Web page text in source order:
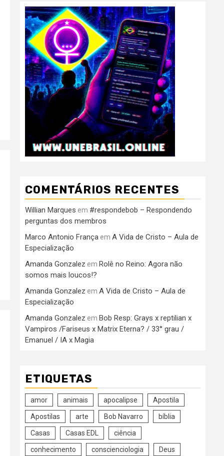
COMENTÁRIOS RECENTES
Willian Marques em #respondebob – Respondendo
perguntas dos membros
Marco Antonio França em A Vida de Cristo – Aula de
Especialização
Amanda Gonzalez em Rolê no Reino: Agora não
somos mais loucos!?
Amanda Gonzalez em A Vida de Cristo – Aula de
Especialização
Amanda Gonzalez em Bob Resp: Grays x reptilian x
Vampiros /Fariseus x Matrix Eterna? / 33° grau /
Emanuel / IA x Magia
ETIQUETAS
amor animais apocalipse Apostila
Apostilas arte Bob Navarro bíblia
Casas Casas EDL ciência
conhecimento conscienciologia Deus